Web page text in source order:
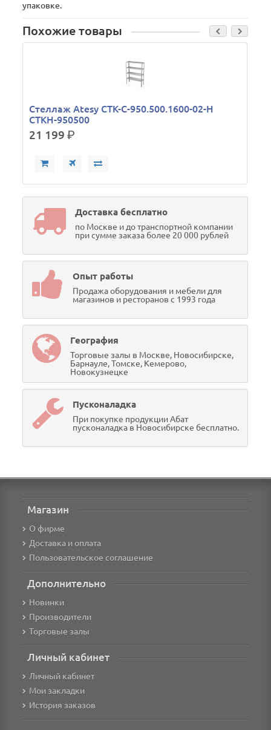
упаковке.
Похожие товары
Стеллаж Atesy СТК-С-950.500.1600-02-Н
СТКН-950500
21 199р.
Доставка бесплатно
по Москве и до транспортной компании
при сумме заказа более 20 000 рублей
Опыт работы
Продажа оборудования и мебели для
магазинов и ресторанов с 1993 года
География
Торговые залы в Москве, Новосибирске,
Барнауле, Томске, Кемерово,
Новокузнецке
Пусконаладка
При покупке продукции Абат
пусконаладка в Новосибирске бесплатно.
Магазин
О фирме
Доставка и оплата
Пользовательское соглашение
Дополнительно
Новинки
Производители
Торговые залы
Личный кабинет
Личный кабинет
Мои закладки
История заказов